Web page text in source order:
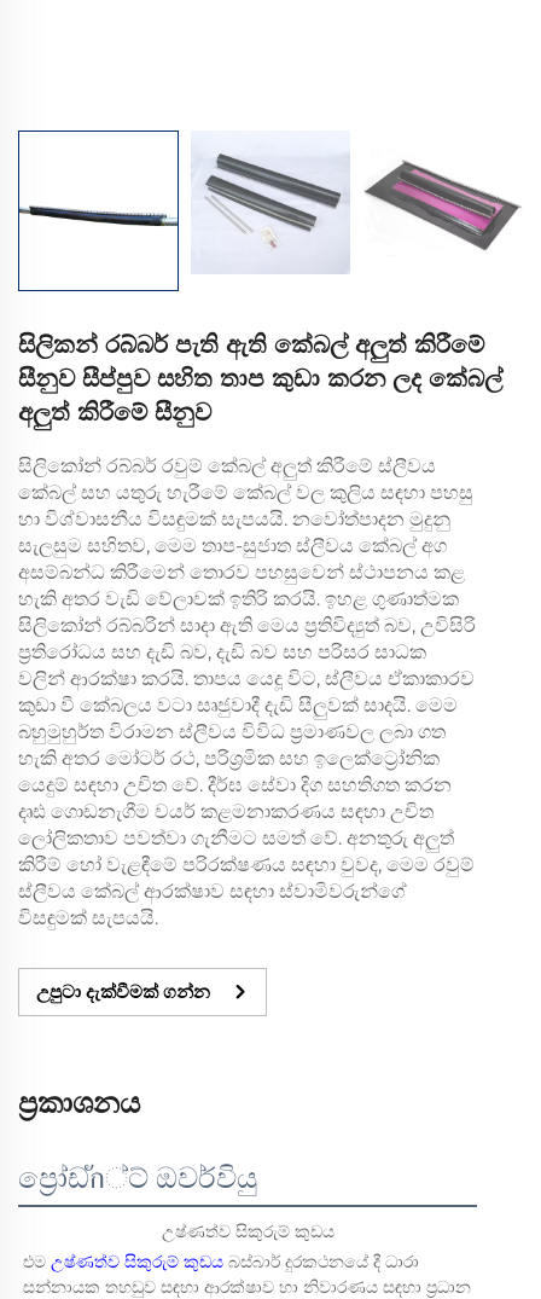
සිලිකන් රබ්බර් පැති ඇති කේබල් අලුත් කිරීමේ
සීනුව සීප්පුව සහිත තාප කුඩා කරන ලද කේබල්
අලුත් කිරීමේ සීනුව
සිලිකෝන් රබ්බර් රවුම් කේබල් අලුත් කිරීමේ ස්ලීවය
කේබල් සහ යතුරු හැරීමේ කේබල් වල කුලිය සඳහා පහසු
හා විශ්වාසනීය විසඳුමක් සැපයයි. නවෝත්පාදන මුදුනු
සැලසුම සහිතව, මෙම තාප-සුජාත ස්ලීවය කේබල් අග
අසම්බන්ධ කිරීමෙන් තොරව පහසුවෙන් ස්ථාපනය කළ
හැකි අතර වැඩි වේලාවක් ඉතිරි කරයි. ඉහළ ගුණාත්මක
සිලිකෝන් රබ්බරින් සාදා ඇති මෙය ප්‍රතිවිද්‍යුත් බව, උවිසිරි
ප්‍රතිරෝධය සහ දැඩි බව, දැඩි බව සහ පරිසර සාධක
වලින් ආරක්ෂා කරයි. තාපය යෙදූ විට, ස්ලීවය ඒකාකාරව
කුඩා වී කේබලය වටා සෘජුවාදී දැඩි සීලුවක් සාදයි. මෙම
බහුමුහුර්ත විරාමන ස්ලීවය විවිධ ප්‍රමාණවල ලබා ගත
හැකි අතර මෝටර් රථ, පරිශ්‍රමික සහ ඉලෙක්ට්‍රෝනික
යෙදුම් සඳහා උචිත වේ. දීර්ඝ සේවා දිග සහතිගත කරන
දෘඪ ගොඩනැගීම වයර් කළමනාකරණය සඳහා උචිත
ලෝලිකතාව පවත්වා ගැනීමට සමත් වේ. අනතුරු අලුත්
කිරීම් හෝ වැළඳීමේ පරිරක්ෂණය සඳහා වුවද, මෙම රවුම්
ස්ලීවය කේබල් ආරක්ෂාව සඳහා ස්වාමිවරුන්ගේ
විසඳුමක් සැපයයි.
උපුටා දැක්වීමක් ගන්න
ප්‍රකාශනය
ප්‍රෝඩัก්ට් ඔවර්වියු
උෂ්ණත්ව සිකුරුම් කුඩය
එම උෂ්ණත්ව සිකුරුම් කුඩය බස්බාර් දුරකථනයේ දී ධාරා
සන්නායක තහඩුව සඳහා ආරක්ෂාව හා නිවාරණය සඳහා ප්‍රධාන